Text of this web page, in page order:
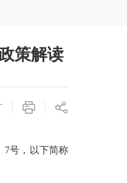
策解读
7号，以下简称